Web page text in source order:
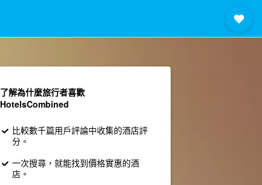
了解為什麼旅行者喜歡
HotelsCombined
比較數千篇用戶評論中收集的酒店評
分。
一次搜尋，就能找到價格實惠的酒
店。